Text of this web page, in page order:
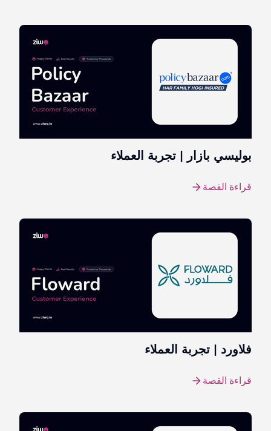
بوليسي بازار | تجربة العملاء
قراءة القصة
فلاورد | تجربة العملاء
قراءة القصة